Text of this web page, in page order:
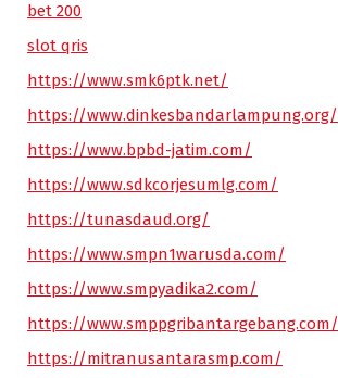
bet 200
slot qris
https://www.smk6ptk.net/
https://www.dinkesbandarlampung.org/
https://www.bpbd-jatim.com/
https://www.sdkcorjesumlg.com/
https://tunasdaud.org/
https://www.smpn1warusda.com/
https://www.smpyadika2.com/
https://www.smppgribantargebang.com/
https://mitranusantarasmp.com/